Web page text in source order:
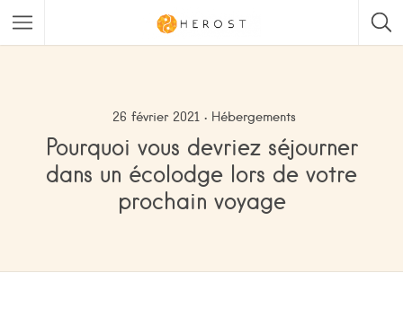
26 février 2021 Hébergements
Pourquoi vous devriez séjourner
dans un écolodge lors de votre
prochain voyage